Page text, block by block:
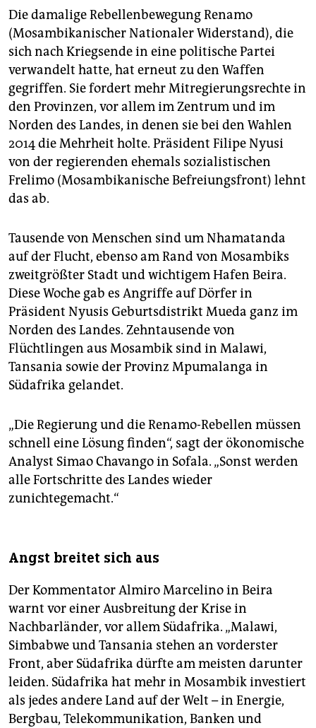
Die damalige Rebellenbewegung Renamo
(Mosambikanischer Nationaler Widerstand), die
sich nach Kriegsende in eine politische Partei
verwandelt hatte, hat erneut zu den Waffen
gegriffen. Sie fordert mehr Mitregierungsrechte in
den Provinzen, vor allem im Zentrum und im
Norden des Landes, in denen sie bei den Wahlen
2014 die Mehrheit holte. Präsident Filipe Nyusi
von der regierenden ehemals sozialistischen
Frelimo (Mosambikanische Befreiungsfront) lehnt
das ab.
Tausende von Menschen sind um Nhamatanda
auf der Flucht, ebenso am Rand von Mosambiks
zweitgrößter Stadt und wichtigem Hafen Beira.
Diese Woche gab es Angriffe auf Dörfer in
Präsident Nyusis Geburtsdistrikt Mueda ganz im
Norden des Landes. Zehntausende von
Flüchtlingen aus Mosambik sind in Malawi,
Tansania sowie der Provinz Mpumalanga in
Südafrika gelandet.
„Die Regierung und die Renamo-Rebellen müssen
schnell eine Lösung finden“, sagt der ökonomische
Analyst Simao Chavango in Sofala. „Sonst werden
alle Fortschritte des Landes wieder
zunichtegemacht.“
Angst breitet sich aus
Der Kommentator Almiro Marcelino in Beira
warnt vor einer Ausbreitung der Krise in
Nachbarländer, vor allem Südafrika. „Malawi,
Simbabwe und Tansania stehen an vorderster
Front, aber Südafrika dürfte am meisten darunter
leiden. Südafrika hat mehr in Mosambik investiert
als jedes andere Land auf der Welt – in Energie,
Bergbau, Telekommunikation, Banken und